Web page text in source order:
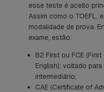
esse teste é aceito
Assim como o TOEFL,
modalidade de prova.
exame, estão:
B2 First ou FCE (First
English): voltado
intermediário;
CAE (Certificate of